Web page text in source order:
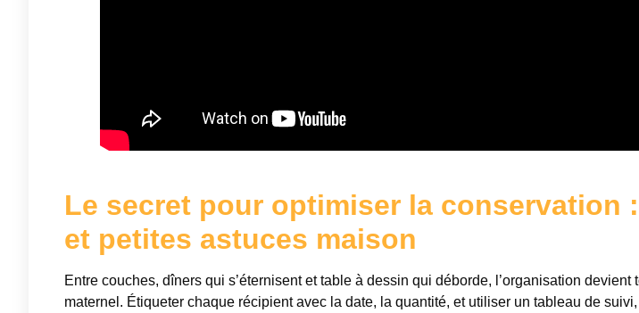
Le secret pour optimiser la conservation
et petites astuces maison
Entre couches, dîners qui s’éternisent et table à dessin qui déborde, l’organisation
maternel. Étiqueter chaque récipient avec la date, la quantité, et utiliser un tableau de